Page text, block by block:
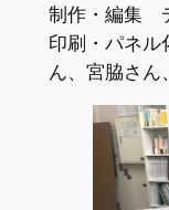
制作・編集
印刷・パネ
ん、宮脇さん